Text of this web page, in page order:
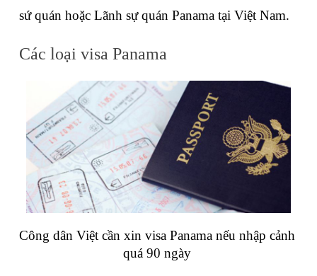
sứ quán hoặc Lãnh sự quán Panama tại Việt Nam.
Các loại visa Panama
Công dân Việt cần xin visa Panama nếu nhập cảnh
quá 90 ngày